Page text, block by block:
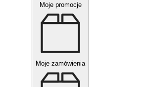
Moje promocje
Moje zamówienia